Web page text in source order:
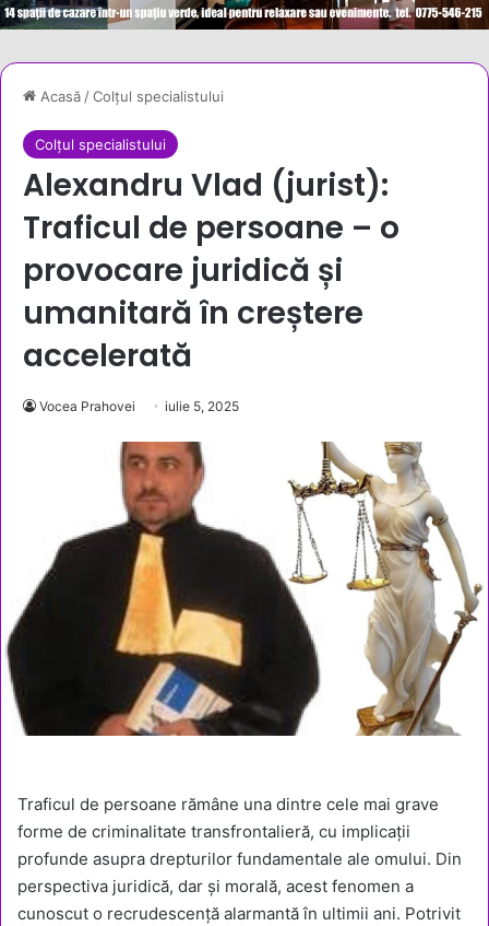
Acasă/Colțul specialistului
Colțul specialistului
Alexandru Vlad (jurist):
Traficul de persoane – o
provocare juridică și
umanitară în creștere
accelerată
Vocea Prahovei iulie 5, 2025
Traficul de persoane rămâne una dintre cele mai grave
forme de criminalitate transfrontalieră, cu implicații
profunde asupra drepturilor fundamentale ale omului. Din
perspectiva juridică, dar și morală, acest fenomen a
cunoscut o recrudescență alarmantă în ultimii ani. Potrivit